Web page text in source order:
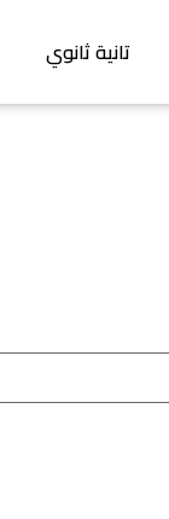
تانية ثانوي